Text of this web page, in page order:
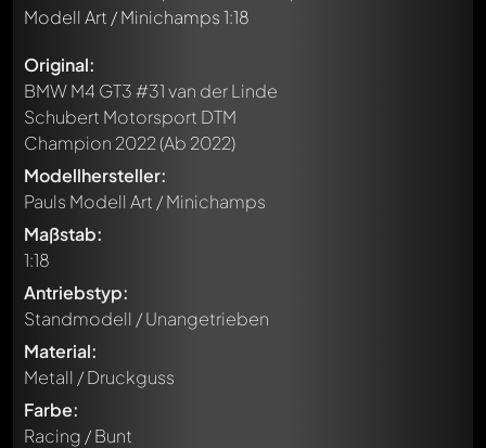
Original:
BMW M4 GT3 #31 van der Linde
Schubert Motorsport DTM
Champion 2022(Ab 2022)
Modellhersteller:
Pauls Modell Art / Minichamps
Maßstab:
1:18
Antriebstyp:
Standmodell / Unangetrieben
Material:
Metall / Druckguss
Farbe:
Racing / Bunt